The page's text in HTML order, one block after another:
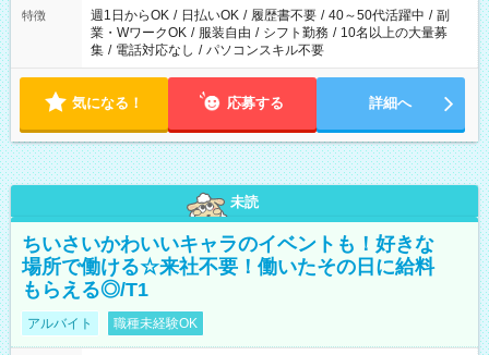
特徴 週1日からOK / 日払いOK / 履歴書不要 / 40～50代活躍中 / 副
業・WワークOK / 服装自由 / シフト勤務 / 10名以上の大量募
集 / 電話対応なし / パソコンスキル不要
気になる！ 応募する 詳細へ
未読
ちいさいかわいいキャラのイベントも！好きな
場所で働ける☆来社不要！働いたその日に給料
もらえる◎/T1
アルバイト 職種未経験OK